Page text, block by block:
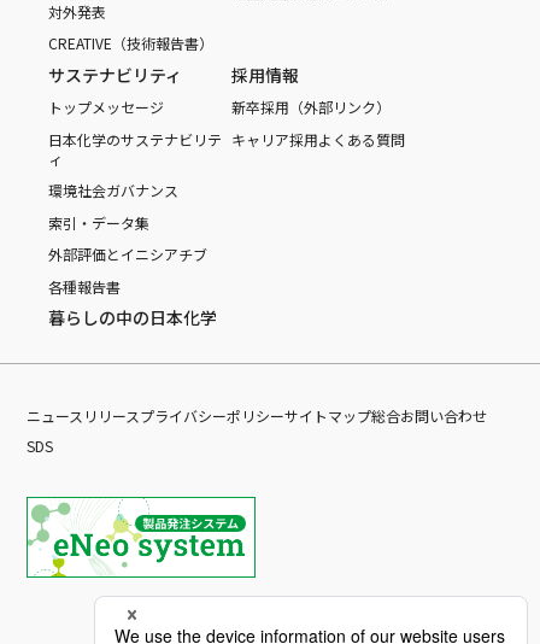
対外発表
CREATIVE（技術報告書）
サステナビリティ
トップメッセージ
日本化学のサステナビリテ
ィ
環境社会ガバナンス
索引・データ集
外部評価とイニシアチブ
各種報告書
採用情報
新卒採用（外部リンク）
キャリア採用よくある質問
暮らしの中の日本化学
ニュースリリースプライバシーポリシーサイトマップ総合お問い合わせ
SDS